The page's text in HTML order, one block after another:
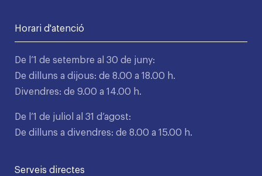
Horari d'atenció
De l’1 de setembre al 30 de juny:
De dilluns a dijous: de 8.00 a 18.00 h.
Divendres: de 9.00 a 14.00 h.
De l’1 de juliol al 31 d’agost:
De dilluns a divendres: de 8.00 a 15.00 h.
Serveis directes